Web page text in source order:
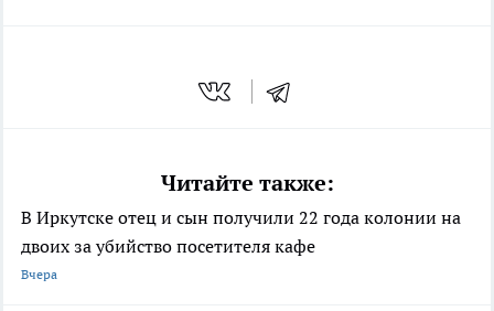
Читайте также:
В Иркутске отец и сын получили 22 года колонии на
двоих за убийство посетителя кафе
Вчера